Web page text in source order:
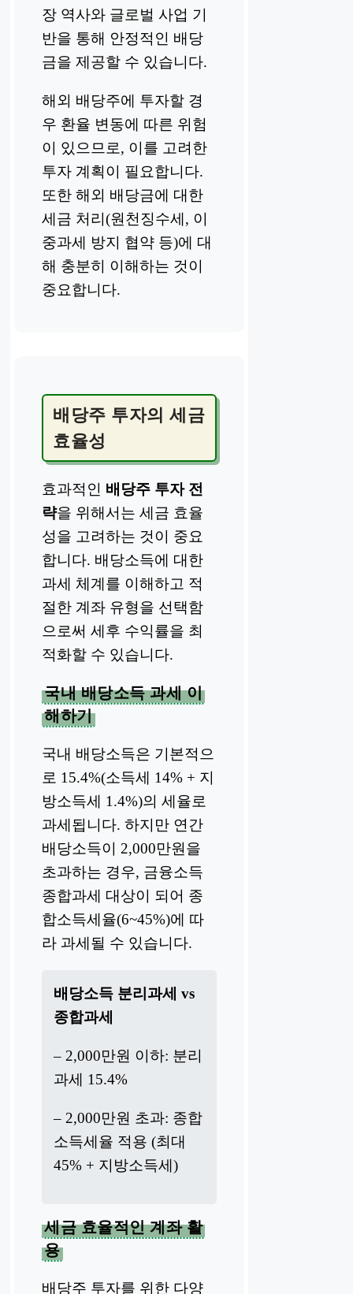
장 역사와 글로벌 사업 기
반을 통해 안정적인 배당
금을 제공할 수 있습니다.
해외 배당주에 투자할 경
우 환율 변동에 따른 위험
이 있으므로, 이를 고려한
투자 계획이 필요합니다.
또한 해외 배당금에 대한
세금 처리(원천징수세, 이
중과세 방지 협약 등)에 대
해 충분히 이해하는 것이
중요합니다.
배당주 투자의 세금
효율성
효과적인 배당주 투자 전
략을 위해서는 세금 효율
성을 고려하는 것이 중요
합니다. 배당소득에 대한
과세 체계를 이해하고 적
절한 계좌 유형을 선택함
으로써 세후 수익률을 최
적화할 수 있습니다.
국내 배당소득 과세 이
해하기
국내 배당소득은 기본적으
로 15.4%(소득세 14% + 지
방소득세 1.4%)의 세율로
과세됩니다. 하지만 연간
배당소득이 2,000만원을
초과하는 경우, 금융소득
종합과세 대상이 되어 종
합소득세율(6~45%)에 따
라 과세될 수 있습니다.
배당소득 분리과세 vs
종합과세
– 2,000만원 이하: 분리
과세 15.4%
– 2,000만원 초과: 종합
소득세율 적용 (최대
45% + 지방소득세)
세금 효율적인 계좌 활
용
배당주 투자를 위한 다양